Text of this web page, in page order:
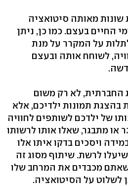
שונות מאותה סיטואציה
החיים בעצם. כמו כן, ניתן
על המקרר על מנת
לשוחח אותה ובעצם
לא רק משום
בהצגת תמונות ילדיכם, אלא
של ילדכם לשותפים לחוויה
או מתבגר, שאלו אותו לרשותו
ויסכים בדקו איתו אלו
לרשת. שיתוף מסוג זה
שאתם מכבדים את המרחב שלו
לשלוט על הסיטואציה.